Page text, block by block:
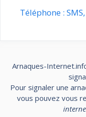
Téléphone :
Arnaques-
Pour signaler une
vous pouvez vous